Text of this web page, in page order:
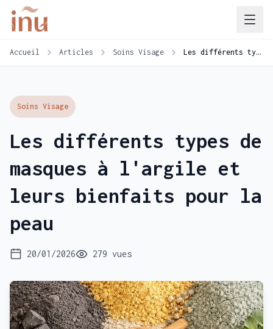
Accueil Articles Soins Visage Les différents types de masques à l'argile et leurs bienfaits pour la peau
Soins Visage
Les différents types de
masques à l'argile et
leurs bienfaits pour la
peau
20/01/2026 279 vues